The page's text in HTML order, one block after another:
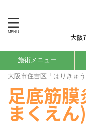
大阪
施術メニュー
大阪市住吉区「はりきゅ
足底筋
まくえん)